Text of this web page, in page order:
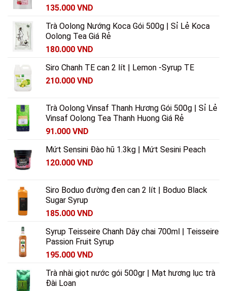
135.000 VND
Trà Oolong Nướng Koca Gói 500g | Sỉ Lẻ Koca
Oolong Tea Giá Rẻ
180.000 VND
Siro Chanh TE can 2 lít | Lemon -Syrup TE
210.000 VND
Trà Oolong Vinsaf Thanh Hương Gói 500g | Sỉ Lẻ
Vinsaf Oolong Tea Thanh Huong Giá Rẻ
91.000 VND
Mứt Sensini Đào hũ 1.3kg | Mứt Sesini Peach
120.000 VND
Siro Boduo đường đen can 2 lít | Boduo Black
Sugar Syrup
185.000 VND
Syrup Teisseire Chanh Dây chai 700ml | Teisseire
Passion Fruit Syrup
195.000 VND
Trà nhài giọt nước gói 500gr | Mạt hương lục trà
Đài Loan